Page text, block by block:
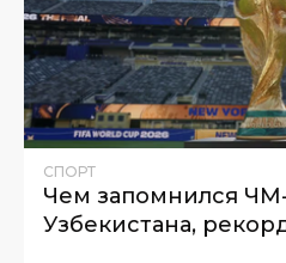
СПОРТ
Чем запомнился
Узбекистана,